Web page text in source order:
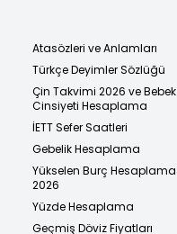
Atasözleri ve Anlamları
Türkçe Deyimler Sözlüğü
Çin Takvimi 2026 ve Bebek
Cinsiyeti Hesaplama
İETT Sefer Saatleri
Gebelik Hesaplama
Yükselen Burç Hesaplama
2026
Yüzde Hesaplama
Geçmiş Döviz Fiyatları